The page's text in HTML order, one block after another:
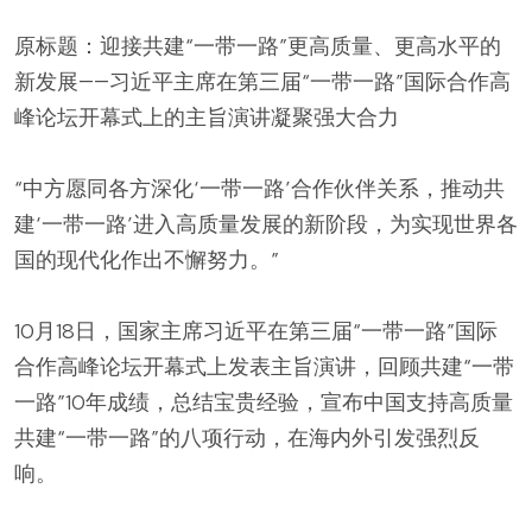
原标题：迎接共建“一带一路”更高质量、更高水平的
新发展——习近平主席在第三届“一带一路”国际合作高
峰论坛开幕式上的主旨演讲凝聚强大合力
“中方愿同各方深化‘一带一路’合作伙伴关系，推动共
建‘一带一路’进入高质量发展的新阶段，为实现世界各
国的现代化作出不懈努力。”
10月18日，国家主席习近平在第三届“一带一路”国际
合作高峰论坛开幕式上发表主旨演讲，回顾共建“一带
一路”10年成绩，总结宝贵经验，宣布中国支持高质量
共建“一带一路”的八项行动，在海内外引发强烈反
响。